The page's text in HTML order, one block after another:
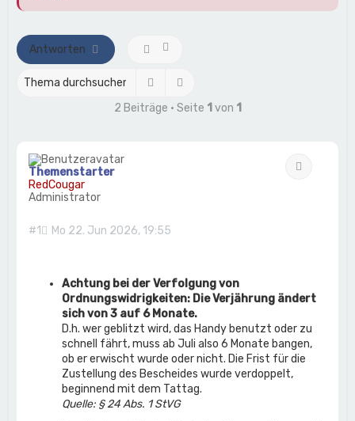
Antworten
Suche
2 Beiträge • Seite 1 von 1
Themenstarter
RedCougar
Administrator
#1 Mo 22. Jun 2026, 19:55
Achtung bei der Verfolgung von
Ordnungswidrigkeiten: Die Verjährung ändert
sich von 3 auf 6 Monate.
D.h. wer geblitzt wird, das Handy benutzt oder zu
schnell fährt, muss ab Juli also 6 Monate bangen,
ob er erwischt wurde oder nicht. Die Frist für die
Zustellung des Bescheides wurde verdoppelt,
beginnend mit dem Tattag.
Quelle: § 24 Abs. 1 StVG